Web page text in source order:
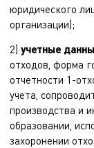
юридического
организации);
2) учетные
отходов, форма
отчетности 1-
учета,
производства и
образовании,
захоронении